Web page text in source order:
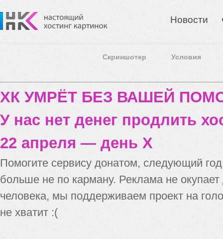
Новости
Скриншотер Условия
ХК УМРЁТ БЕЗ ВАШЕЙ
У нас нет денег продлить
22 апреля — день X
Помогите сервису донатом, следующий
больше не по карману. Реклама не
человека, мы поддерживаем проект на
не хватит :(